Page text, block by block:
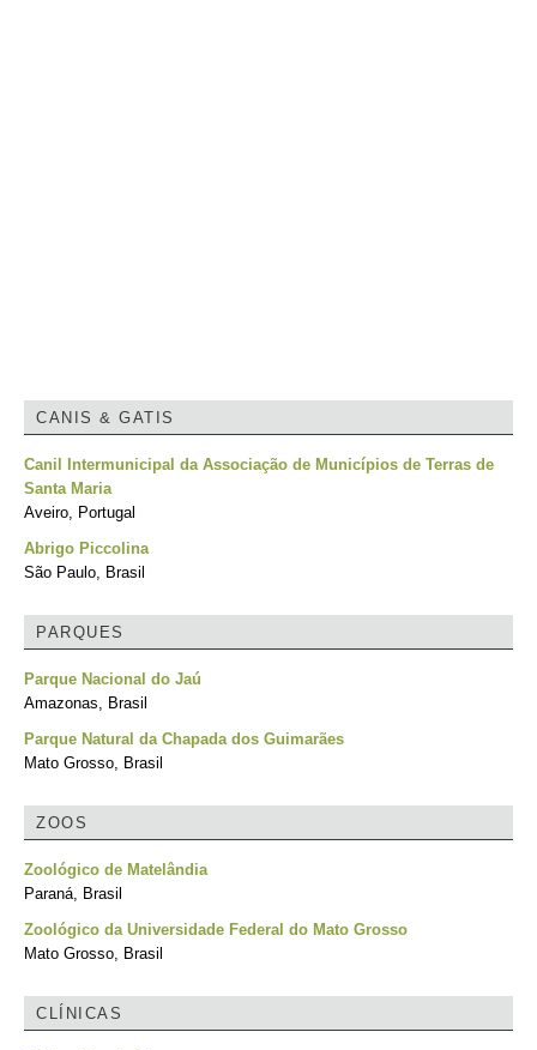
CANIS & GATIS
Canil Intermunicipal da Associação de Municípios de Terras de
Santa Maria
Aveiro, Portugal
Abrigo Piccolina
São Paulo, Brasil
PARQUES
Parque Nacional do Jaú
Amazonas, Brasil
Parque Natural da Chapada dos Guimarães
Mato Grosso, Brasil
ZOOS
Zoológico de Matelândia
Paraná, Brasil
Zoológico da Universidade Federal do Mato Grosso
Mato Grosso, Brasil
CLÍNICAS